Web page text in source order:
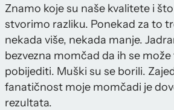
Znamo koje su naše kvalitete i
stvorimo razliku. Ponekad za to
nekada više, nekada manje.
bezvezna momčad da ih se može
pobijediti. Muški su se borili.
fanatičnost moje momčadi je
rezultata.